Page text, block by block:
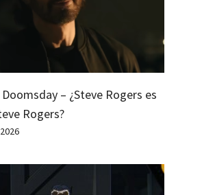
– ¿Steve Rogers es
Rogers?